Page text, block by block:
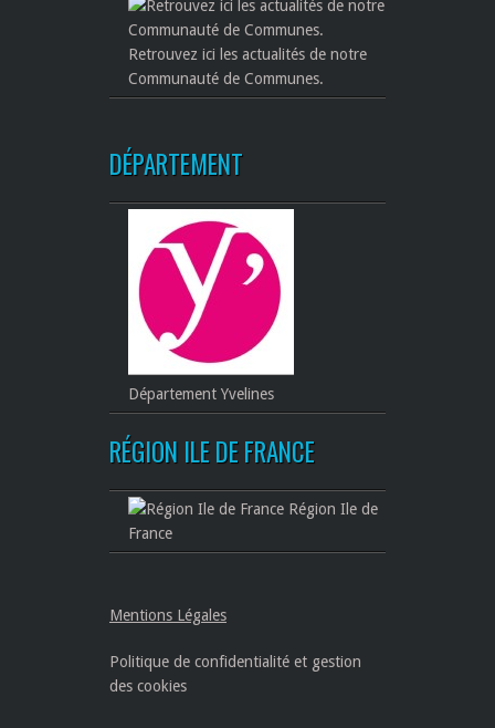
Retrouvez ici les actualités de notre
Communauté de Communes.
DÉPARTEMENT
Département Yvelines
RÉGION ILE DE FRANCE
Région Ile de
France
Mentions Légales
Politique de confidentialité et gestion
des cookies